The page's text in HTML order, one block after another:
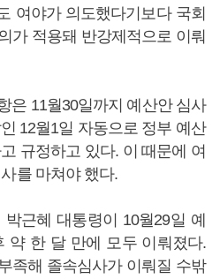
여야가 의도했다기보다 국회
가 적용돼 반강제적으로 이뤄
은 11월30일까지 예산안 심사
12월1일 자동으로 정부 예산
규정하고 있다. 이 때문에 여
를 마쳐야 했다.
근혜 대통령이 10월29일 예
약 한 달 만에 모두 이뤄졌다.
족해 졸속심사가 이뤄질 수밖